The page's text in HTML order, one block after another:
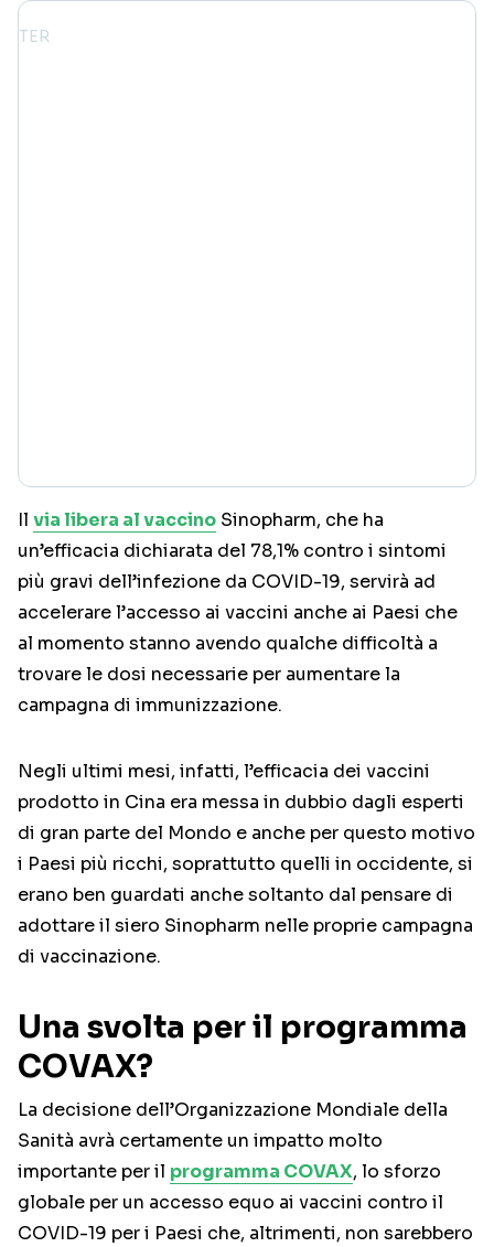
Il via libera al vaccino Sinopharm, che ha
un’efficacia dichiarata del 78,1% contro i sintomi
più gravi dell’infezione da COVID-19, servirà ad
accelerare l’accesso ai vaccini anche ai Paesi che
al momento stanno avendo qualche difficoltà a
trovare le dosi necessarie per aumentare la
campagna di immunizzazione.
Negli ultimi mesi, infatti, l’efficacia dei vaccini
prodotto in Cina era messa in dubbio dagli esperti
di gran parte del Mondo e anche per questo motivo
i Paesi più ricchi, soprattutto quelli in occidente, si
erano ben guardati anche soltanto dal pensare di
adottare il siero Sinopharm nelle proprie campagna
di vaccinazione.
Una svolta per il programma
COVAX?
La decisione dell’Organizzazione Mondiale della
Sanità avrà certamente un impatto molto
importante per il programma COVAX, lo sforzo
globale per un accesso equo ai vaccini contro il
COVID-19 per i Paesi che, altrimenti, non sarebbero